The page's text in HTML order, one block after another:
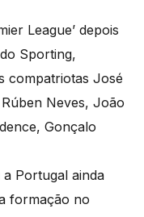
League’ depois
Sporting,
compatriotas José
Neves, João
Gonçalo
Portugal ainda
formação no